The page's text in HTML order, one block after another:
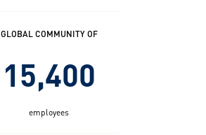
GLOBAL COMMUNITY OF
15,400
employees